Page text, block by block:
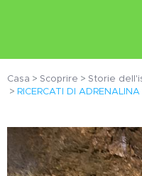
Casa Scoprire Storie
RICERCATI DI